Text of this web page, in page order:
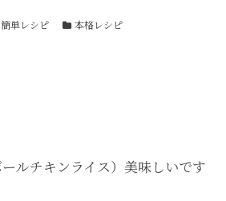
簡単レシピ 本格レシピ
ルチキンライス）美味しいです